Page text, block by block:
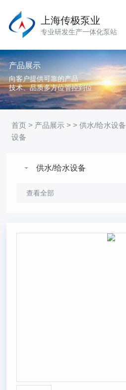
上海传极泵业
专业研发生产一体化泵站
产品展示
向客户提供可靠的产品
技术、品质多方位管控到位
首页 > 产品展示 > >供水/给水设备
设备
供水/给水设备
查看全部